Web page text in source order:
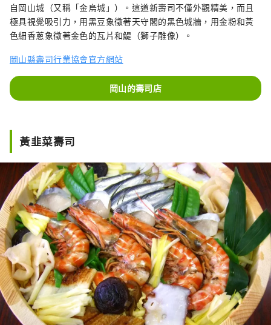
自岡山城（又稱「金烏城」）。這道新壽司不僅外觀精美，而且
極具視覺吸引力，用黑豆象徵著天守閣的黑色城牆，用金粉和黃
色細香蔥象徵著金色的瓦片和鯷（獅子雕像）。
岡山縣壽司行業協會官方網站
岡山的壽司店
黃韭菜壽司